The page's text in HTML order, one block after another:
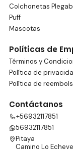
Colchonetas
Puff
Mascotas
Políticas de
Términos y
Política de
Política de
Contáctanos
+56932117851
56932117851
Pitaya
Camino Lo